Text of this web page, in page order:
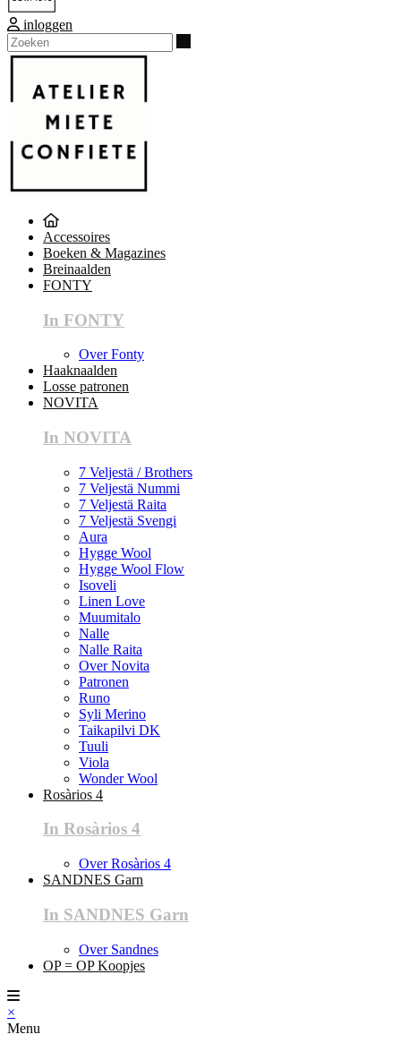
inloggen
Accessoires
Boeken & Magazines
Breinaalden
FONTY
In FONTY
Over Fonty
Haaknaalden
Losse patronen
NOVITA
In NOVITA
7 Veljestä / Brothers
7 Veljestä Nummi
7 Veljestä Raita
7 Veljestä Svengi
Aura
Hygge Wool
Hygge Wool Flow
Isoveli
Linen Love
Muumitalo
Nalle
Nalle Raita
Over Novita
Patronen
Runo
Syli Merino
Taikapilvi DK
Tuuli
Viola
Wonder Wool
Rosàrios 4
In Rosàrios 4
Over Rosàrios 4
SANDNES Garn
In SANDNES Garn
Over Sandnes
OP = OP Koopjes
×
Menu